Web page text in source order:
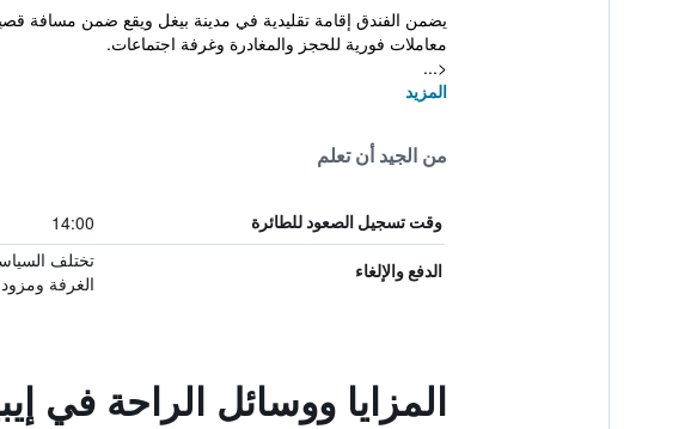
معاملات فورية للحجز والمغادرة وغرفة اجتماعات.
<...
المزيد
من الجيد أن تعلم
وقت تسجيل الصعود للطائرة 14:00
الدفع والإلغاء
تختلف
الغرفة
المزايا ووسائل الراحة في